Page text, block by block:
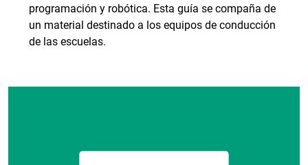
programación y robótica. Esta guía se compaña de
un material destinado a los equipos de conducción
de las escuelas.